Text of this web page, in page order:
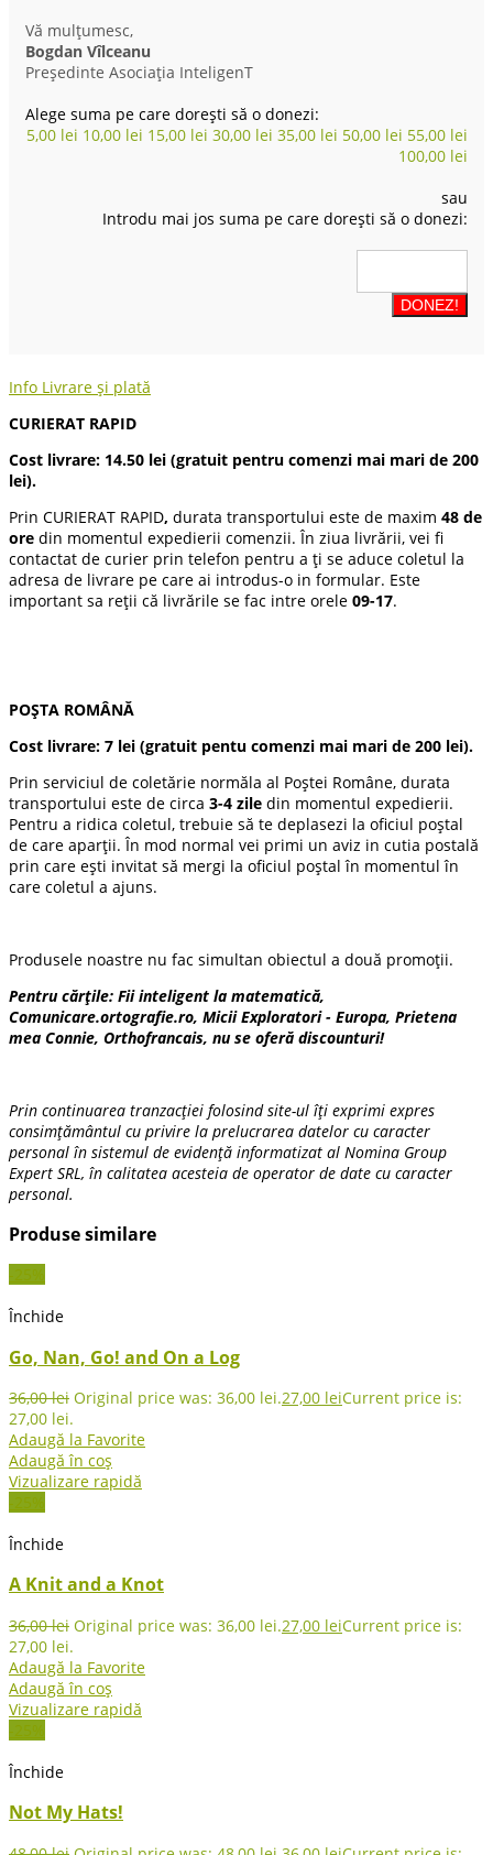
Vă mulțumesc,
Bogdan Vîlceanu
Președinte Asociația InteligenT
Alege suma pe care dorești să o donezi:
5,00 lei 10,00 lei 15,00 lei 30,00 lei 35,00 lei 50,00 lei 55,00 lei
100,00 lei
sau
Introdu mai jos suma pe care dorești să o donezi:
Info Livrare și plată
CURIERAT RAPID
Cost livrare: 14.50 lei (gratuit pentru comenzi mai mari de 200
lei).
Prin CURIERAT RAPID, durata transportului este de maxim 48 de
ore din momentul expedierii comenzii. În ziua livrării, vei fi
contactat de curier prin telefon pentru a ți se aduce coletul la
adresa de livrare pe care ai introdus-o in formular. Este
important sa reții că livrările se fac intre orele 09-17.
POȘTA ROMÂNĂ
Cost livrare: 7 lei (gratuit pentu comenzi mai mari de 200 lei).
Prin serviciul de coletărie normăla al Poștei Române, durata
transportului este de circa 3-4 zile din momentul expedierii.
Pentru a ridica coletul, trebuie să te deplasezi la oficiul poștal
de care aparții. În mod normal vei primi un aviz in cutia postală
prin care ești invitat să mergi la oficiul poștal în momentul în
care coletul a ajuns.
Produsele noastre nu fac simultan obiectul a două promoții.
Pentru cărțile: Fii inteligent la matematică,
Comunicare.ortografie.ro, Micii Exploratori - Europa, Prietena
mea Connie, Orthofrancais, nu se oferă discounturi!
Prin continuarea tranzacției folosind site-ul îți exprimi expres
consimțământul cu privire la prelucrarea datelor cu caracter
personal în sistemul de evidență informatizat al Nomina Group
Expert SRL, în calitatea acesteia de operator de date cu caracter
personal.
Produse similare
-25%
Închide
Go, Nan, Go! and On a Log
36,00lei Original price was: 36,00 lei.27,00 leiCurrent price is:
27,00 lei.
Adaugă la Favorite
Adaugă în coș
Vizualizare rapidă
-25%
Închide
A Knit and a Knot
36,00lei Original price was: 36,00 lei.27,00 leiCurrent price is:
27,00 lei.
Adaugă la Favorite
Adaugă în coș
Vizualizare rapidă
-25%
Închide
Not My Hats!